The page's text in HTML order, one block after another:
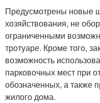
Предусмотрены новые
хозяйствования, не
ограниченными
тротуаре. Кроме того,
возможность
парковочных мест при
обозначенных, а также
жилого дома.